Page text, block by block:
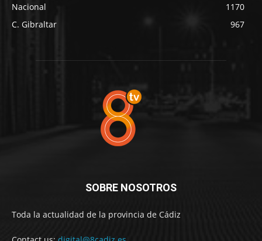
Nacional
1170
C. Gibraltar
967
SOBRE NOSOTROS
Toda la actualidad de la provincia de Cádiz